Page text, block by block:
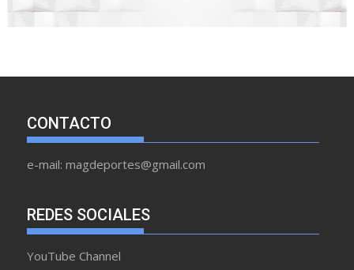
CONTACTO
e-mail: magdeportes@gmail.com
REDES SOCIALES
YouTube Channel